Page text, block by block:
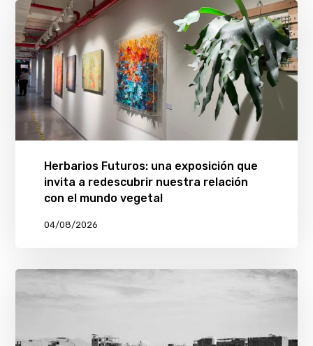
Herbarios Futuros: una exposición que
invita a redescubrir nuestra relación
con el mundo vegetal
04/08/2026